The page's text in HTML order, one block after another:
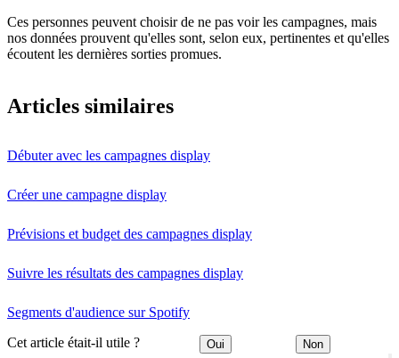
Ces personnes peuvent choisir de ne pas voir les campagnes, mais
nos données prouvent qu'elles sont, selon eux, pertinentes et qu'elles
écoutent les dernières sorties promues.
Articles similaires
Débuter avec les campagnes display
Créer une campagne display
Prévisions et budget des campagnes display
Suivre les résultats des campagnes display
Segments d'audience sur Spotify
Cet article était-il utile ? Oui Non